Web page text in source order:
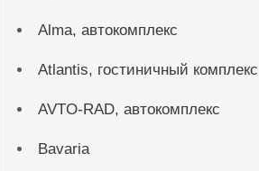
Alma, автокомплекс
Atlantis, гостиничный комплекс
AVTO-RAD, автокомплекс
Bavaria